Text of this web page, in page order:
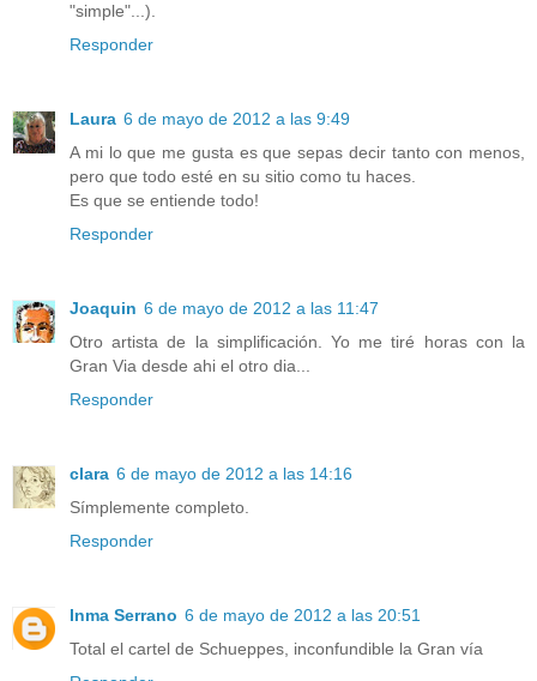
"simple"...).
Responder
Laura 6 de mayo de 2012 a las 9:49
A mi lo que me gusta es que sepas decir tanto con menos,
pero que todo esté en su sitio como tu haces.
Es que se entiende todo!
Responder
Joaquin 6 de mayo de 2012 a las 11:47
Otro artista de la simplificación. Yo me tiré horas con la
Gran Via desde ahi el otro dia...
Responder
clara 6 de mayo de 2012 a las 14:16
Símplemente completo.
Responder
Inma Serrano 6 de mayo de 2012 a las 20:51
Total el cartel de Schueppes, inconfundible la Gran vía